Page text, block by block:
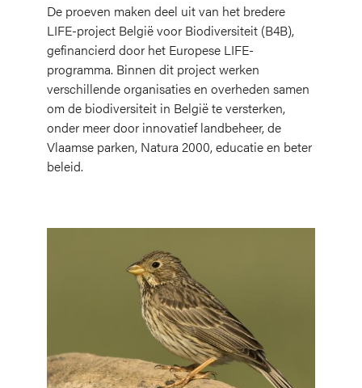
De proeven maken deel uit van het bredere
LIFE-project België voor Biodiversiteit (B4B),
gefinancierd door het Europese LIFE-
programma. Binnen dit project werken
verschillende organisaties en overheden samen
om de biodiversiteit in België te versterken,
onder meer door innovatief landbeheer, de
Vlaamse parken, Natura 2000, educatie en beter
beleid.